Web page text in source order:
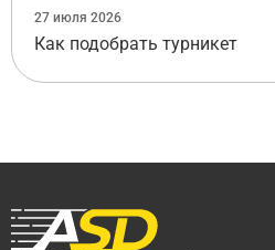
27 июля 2026
Как подобрать турникет